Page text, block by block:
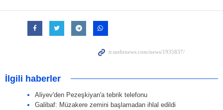
İlgili haberler
Aliyev'den Pezeşkiyan'a tebrik telefonu
Galibaf: Müzakere zemini başlamadan ihlal edildi